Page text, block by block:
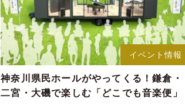
イベント情報
神奈川県民ホールがやってくる！鎌倉・
二宮・大磯で楽しむ「どこでも音楽便」